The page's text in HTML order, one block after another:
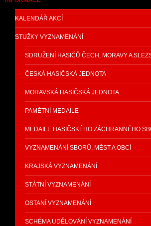
KALENDÁŘ AKCÍ
STUŽKY VYZNAMENÁNÍ
SDRUŽENÍ HASIČŮ ČECH, MORAVY A
ČESKÁ HASIČSKÁ JEDNOTA
MORAVSKÁ HASIČSKÁ JEDNOTA
PAMĚTNÍ MEDAILE
MEDAILE HASIČSKÉHO ZÁCHRANNÉHO
VYZNAMENÁNÍ SBORŮ, MĚST A OBCÍ
KRAJSKÁ VYZNAMENÁNÍ
STÁTNÍ VYZNAMENÁNÍ
OSTANÍ VYZNAMENÁNÍ
SCHÉMA UDĚLOVÁNÍ VYZNAMENÁNÍ